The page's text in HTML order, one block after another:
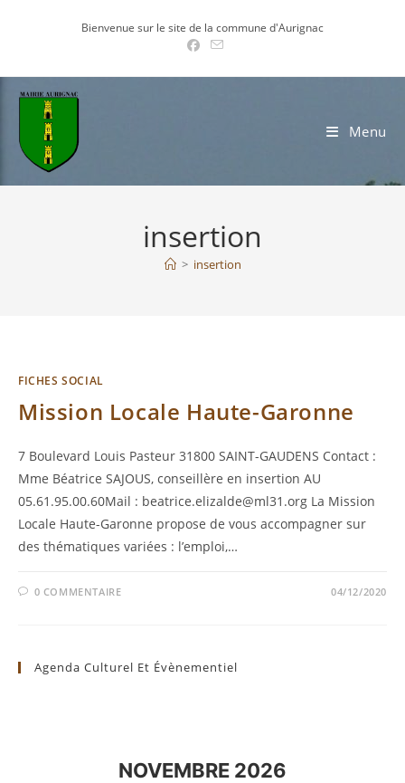
Bienvenue sur le site de la commune d'Aurignac
Menu
insertion
> insertion
FICHES SOCIAL
Mission Locale Haute-Garonne
7 Boulevard Louis Pasteur 31800 SAINT-GAUDENS Contact :
Mme Béatrice SAJOUS, conseillère en insertion AU
05.61.95.00.60Mail : beatrice.elizalde@ml31.org La Mission
Locale Haute-Garonne propose de vous accompagner sur
des thématiques variées : l’emploi,…
0 COMMENTAIRE 04/12/2020
Agenda Culturel Et Évènementiel
NOVEMBRE 2026